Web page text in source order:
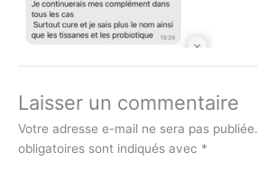
Laisser un commentaire
Votre adresse e-mail ne sera pas publiée.
obligatoires sont indiqués avec *